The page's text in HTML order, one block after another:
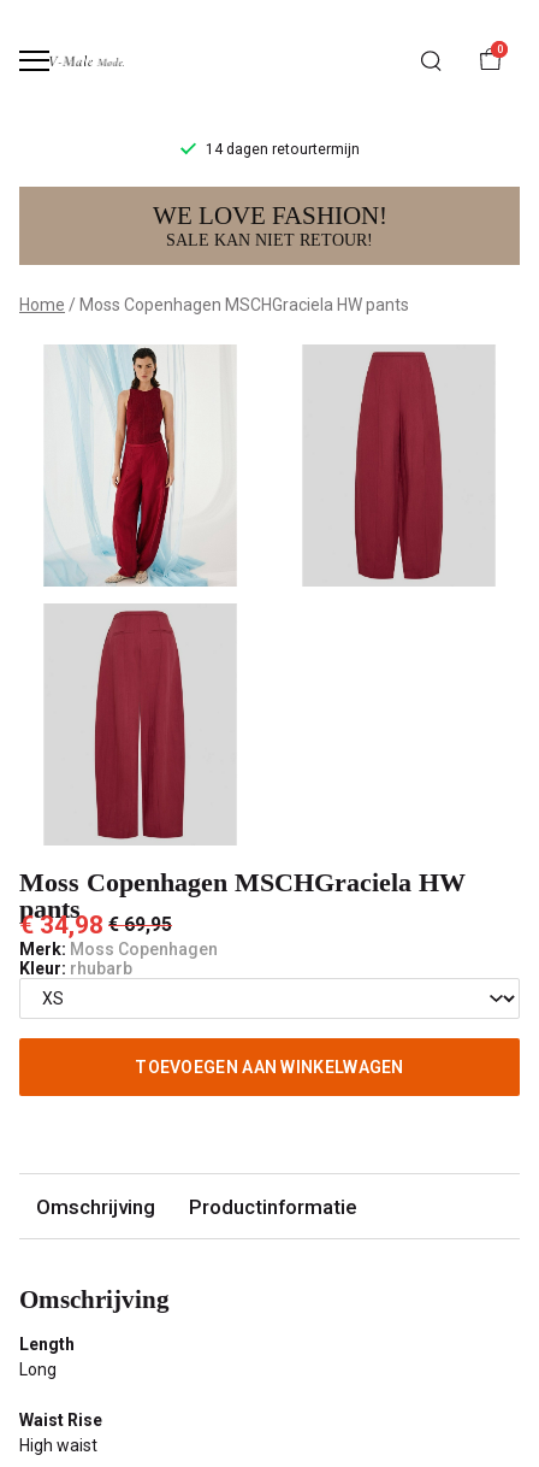
0
14 dagen retourtermijn
Moss
Copenhagen
MSCHGraciela
HW
pants
V-
male
mode
WE LOVE FASHION!
SALE KAN NIET RETOUR!
Home Moss Copenhagen MSCHGraciela HW pants
Moss Copenhagen MSCHGraciela HW
pants
€ 34,98 € 69,95
Merk: Moss Copenhagen
Kleur: rhubarb
TOEVOEGEN AAN WINKELWAGEN
Omschrijving Productinformatie
Omschrijving
Length
Long
Waist Rise
High waist